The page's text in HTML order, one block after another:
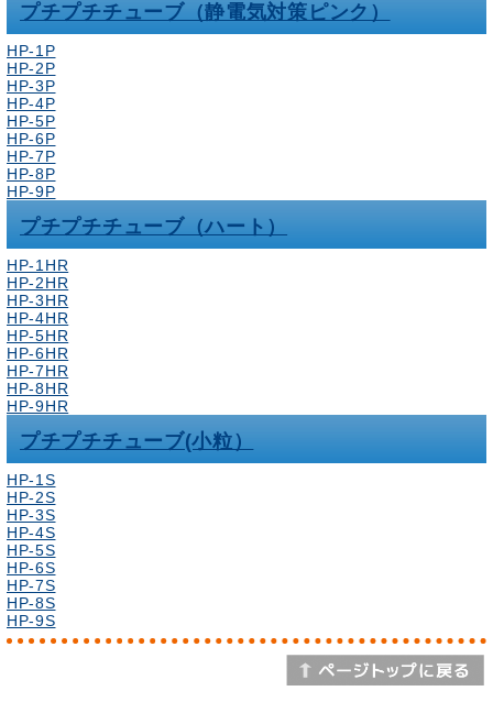
プチプチチューブ（静電気対策ピンク）
HP-1P
HP-2P
HP-3P
HP-4P
HP-5P
HP-6P
HP-7P
HP-8P
HP-9P
プチプチチューブ（ハート）
HP-1HR
HP-2HR
HP-3HR
HP-4HR
HP-5HR
HP-6HR
HP-7HR
HP-8HR
HP-9HR
プチプチチューブ(小粒）
HP-1S
HP-2S
HP-3S
HP-4S
HP-5S
HP-6S
HP-7S
HP-8S
HP-9S